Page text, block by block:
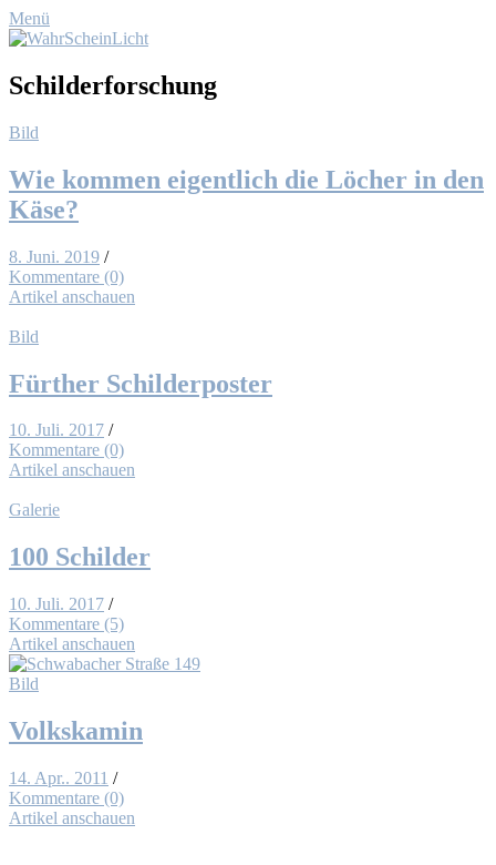
Menü
Schilderforschung
Bild
Wie kom­men ei­gent­lich die Lö­cher in den
Kä­se?
8. Juni. 2019 /
Kommentare (0)
Artikel anschauen
Bild
Für­ther Schil­der­pos­ter
10. Juli. 2017 /
Kommentare (0)
Artikel anschauen
Galerie
100 Schil­der
10. Juli. 2017 /
Kommentare (5)
Artikel anschauen
Bild
Volks­ka­min
14. Apr.. 2011 /
Kommentare (0)
Artikel anschauen